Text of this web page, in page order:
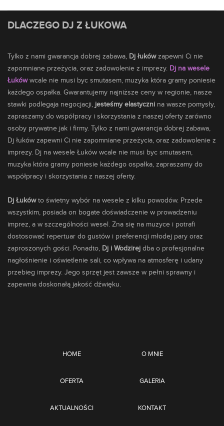
DLACZEGO DJ Z ŁUKOWA
Tylko z nami gwarancja dobrej zabawa, Dj łukówzapewni Ci nie
zapomniane przeżycia, oraz zadowolenie z imprezy. Dj na wesele
Łukówwcale nie musi byc smutasem, muzyka która gramy poniesie
każdego ospałka. Gwarantujemy najniższe ceny w regionie, nasze
stawki podlegaja negocjacji, jesteśmy elastyczni na wasze pomysły,
zapraszamy do współpracy i skorzystania z naszej oferty zarówno
osoby prywatne jak i firmy. Tylko z nami gwarancja dobrej zabawa,
Dj łuków zapewni Ci nie zapomniane przeżycia, oraz zadowolenie z
imprezy. Dj na wesele Łuków wcale nie musi byc smutasem,
muzyka która gramy poniesie każdego ospałka, zapraszamy do
współpracy i skorzystania z naszej oferty.
Dj Łukówto świetny wybór na wesele z kilku powodów. Przede
wszystkim, posiada on bogate doświadczenie w prowadzeniu
imprez, a w szczególności wesel. Zna się na muzyce i potrafi
dostosować repertuar do gustów i preferencji młodej pary oraz
zaproszonych gości. Ponadto, Dj i Wodzirej dba o profesjonalne
nagłośnienie i oświetlenie sali, co wpływa na atmosferę i udany
przebieg imprezy. Jego sprzęt jest zawsze w pełni sprawny i
zapewnia doskonałą jakość dźwięku.
HOME O MNIE
OFERTA GALERIA
AKTUALNOŚCI KONTAKT